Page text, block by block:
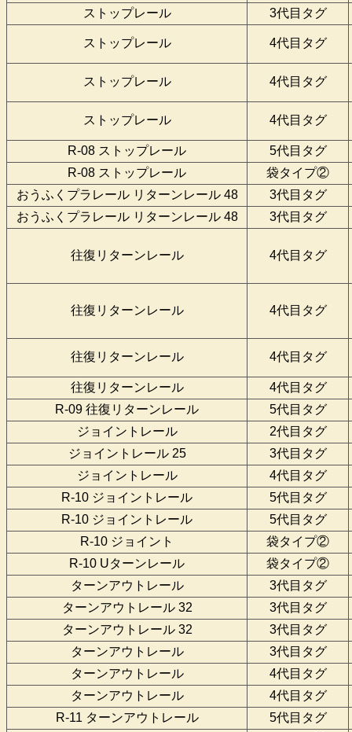
ストップレール
3代目タグ
ストップレール 4代目タグ
ストップレール 4代目タグ
ストップレール 4代目タグ
R-08 ストップレール
5代目タグ
R-08 ストップレール
袋タイプ②
おうふくプラレール リターンレール 48
3代目タグ
おうふくプラレール リターンレール 48
3代目タグ
往復リターンレール 4代目タグ
往復リターンレール 4代目タグ
往復リターンレール 4代目タグ
往復リターンレール
4代目タグ
R-09 往復リターンレール
5代目タグ
ジョイントレール
2代目タグ
ジョイントレール 25
3代目タグ
ジョイントレール
4代目タグ
R-10 ジョイントレール
5代目タグ
R-10 ジョイントレール
5代目タグ
R-10 ジョイント
袋タイプ②
R-10 Uターンレール
袋タイプ②
ターンアウトレール
3代目タグ
ターンアウトレール 32
3代目タグ
ターンアウトレール 32
3代目タグ
ターンアウトレール
3代目タグ
ターンアウトレール
4代目タグ
ターンアウトレール
4代目タグ
R-11 ターンアウトレール
5代目タグ